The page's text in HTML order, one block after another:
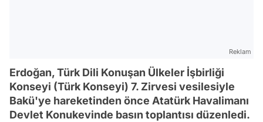
Reklam
Erdoğan, Türk Dili Konuşan Ülkeler İşbirliği
Konseyi (Türk Konseyi) 7. Zirvesi vesilesiyle
Bakü'ye hareketinden önce Atatürk Havalimanı
Devlet Konukevinde basın toplantısı düzenledi.